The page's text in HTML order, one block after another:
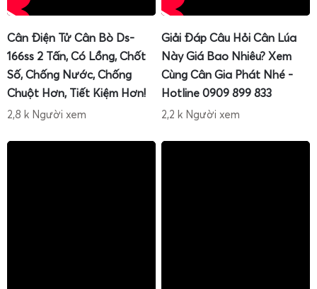
Một trong những điểm mạnh tạo nên uy tín của Cân Điện
Tử Gia Phát là chính sách
hướng dẫn sử dụng tận tình,
hướng dẫn hiệu chuẩn
và hướng dẫn tựsửa cân điện tử
tấn
trong suốt thời gian sử dụng. Thay vì chỉ lắp đặt rồi
tạo người vận hành để họ chủ động hơn trong quá trình
sử dụng.
Cân Điện Tử Cân Bò Ds-
166ss 2 Tấn, Có Lồng, Chốt
Số, Chống Nước, Chống
Chuột Hơn, Tiết Kiệm Hơn!
2,8 k Người xem
Giải Đáp Câu Hỏi Cân Lúa
Này Giá Bao Nhiêu? Xem
Cùng Cân Gia Phát Nhé -
Hotline 0909 899 833
2,2 k Người xem